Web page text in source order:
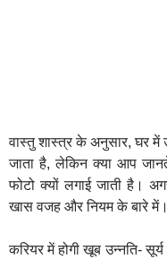
वास्तु शास्त्र के अनुसार, घर में
जाता है, लेकिन क्या आप
फोटो क्यों लगाई जाती है।
खास वजह और नियम के बारे में।
करियर में होगी खूब उन्नति-